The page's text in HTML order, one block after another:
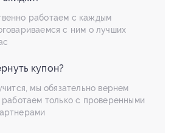
работаем с каждым
с ним о лучших
купон?
мы обязательно вернем
только с проверенными